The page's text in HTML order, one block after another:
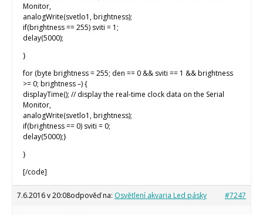
Monitor,
analogWrite(svetlo1, brightness);
if(brightness == 255) sviti = 1;
delay(5000);
}
for (byte brightness = 255; den == 0 && sviti == 1 && brightness
>= 0; brightness –) {
displayTime(); // display the real-time clock data on the Serial
Monitor,
analogWrite(svetlo1, brightness);
if(brightness == 0) sviti = 0;
delay(5000);}
}
[/code]
7.6.2016 v 20:08odpověď na: Osvětlení akvaria Led pásky #7247